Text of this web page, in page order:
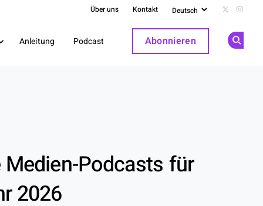
Über uns Kontakt Follow
Anleitung Podcast Abonnieren
Podcasts für
2026